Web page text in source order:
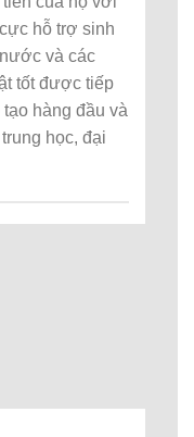
hỗ trợ sinh
và các
tốt được tiếp
hàng đầu và
học, đại